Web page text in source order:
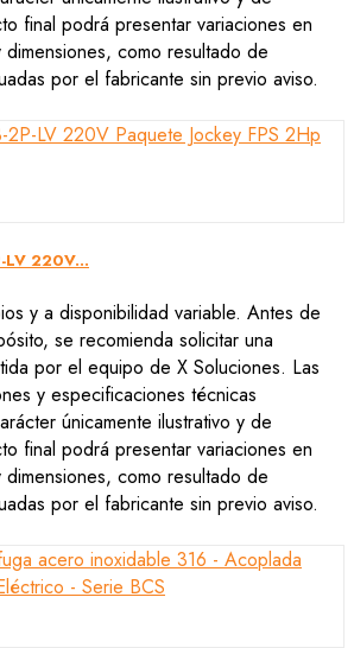
final podrá presentar variaciones en
como resultado de
por el fabricante sin previo aviso.
LV 220V...
y a disponibilidad variable. Antes de
se recomienda solicitar una
por el equipo de X Soluciones. Las
y especificaciones técnicas
únicamente ilustrativo y de
final podrá presentar variaciones en
como resultado de
por el fabricante sin previo aviso.